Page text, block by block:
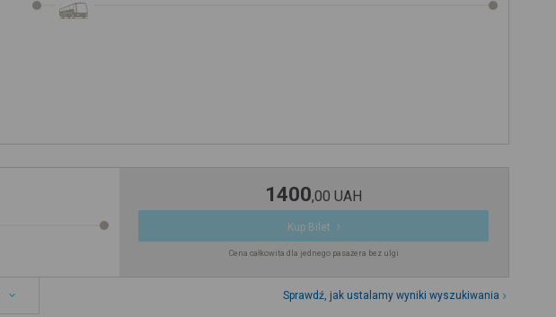
1400,00 UAH
Kup Bilet
Cena całkowita dla jednego pasażera bez ulgi
Sprawdź, jak ustalamy wyniki wyszukiwania